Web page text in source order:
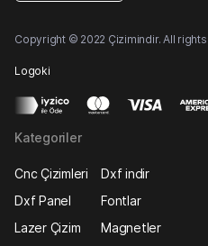
Copyright © 2022 Çizimindir. All
Logoki
Kategoriler
Cnc Çizimleri
Dxf indir
Dxf Panel
Fontlar
Lazer Çizim
Magnetler